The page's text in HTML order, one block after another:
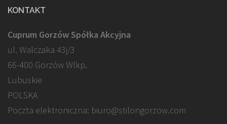
KONTAKT
Cuprum Gorzów Spółka Akcyjna
ul. Walczaka 43j/3
66-400 Gorzów Wlkp.
Lubuskie
POLSKA
Poczta elektroniczna: biuro@stilongorzow.com